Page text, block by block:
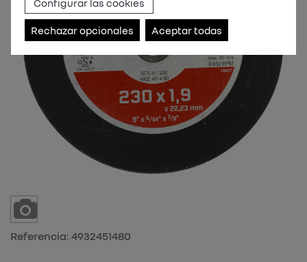
Referencia: 4932451480
Configurar las cookies
Rechazar opcionales Aceptar todas